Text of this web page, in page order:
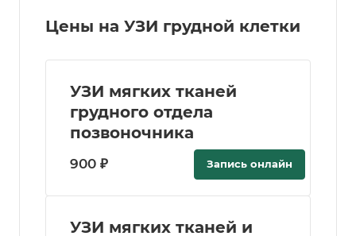
Цены на УЗИ грудной клетки
УЗИ мягких тканей
грудного отдела
позвоночника
900 ₽ Запись онлайн
УЗИ мягких тканей и